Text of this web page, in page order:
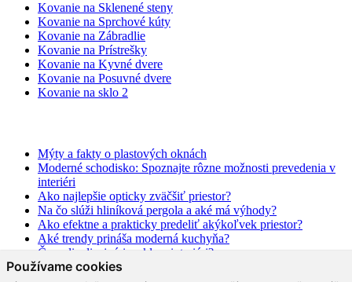
Používame cookies
Kovanie na Sklenené steny
Kovanie na Sprchové kúty
Kovanie na Zábradlie
Kovanie na Prístrešky
Kovanie na Kyvné dvere
Kovanie na Posuvné dvere
Kovanie na sklo 2
Mýty a fakty o plastových oknách
Moderné schodisko: Spoznajte rôzne možnosti prevedenia v
interiéri
Ako najlepšie opticky zväčšiť priestor?
Na čo slúži hliníková pergola a aké má výhody?
Ako efektne a prakticky predeliť akýkoľvek priestor?
Aké trendy prináša moderná kuchyňa?
Čo radia dizajnéri o skle v interiéri?
Prečo tieto dizajnové sklenené kreácie v kuchyni berú dych?